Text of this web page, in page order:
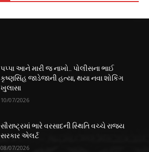
પપ્પા આને મારી જ નાખો.. પોલીસના ભાઈ
કૃષ્ણસિંહ જાડેજાની હત્યા, થયા નવા શોકિંગ
ખુલાસા
10/07/2026
સૌરાષ્ટ્રમાં ભારે વરસાદની સ્થિતિ વચ્ચે રાજ્ય
સરકાર એલર્ટ
08/07/2026